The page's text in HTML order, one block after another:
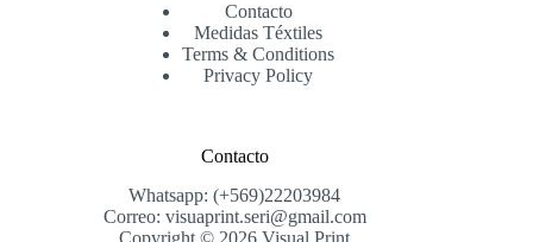
Contacto
Medidas Téxtiles
Terms & Conditions
Privacy Policy
Contacto
Whatsapp: (+569)22203984
Correo: visuaprint.seri@gmail.com
Copyright © 2026 Visual Print